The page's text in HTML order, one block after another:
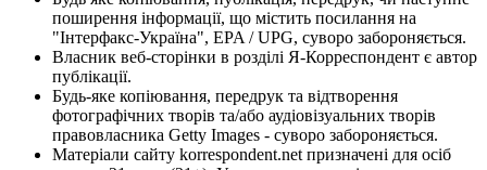
поширення інформації, що містить посилання на
"Інтерфакс-Україна", EPA / UPG, суворо забороняється.
Власник веб-сторінки в розділі Я-Корреспондент є автор
публікації.
Будь-яке копіювання, передрук та відтворення
фотографічних творів та/або аудіовізуальних творів
правовласника Getty Images - суворо забороняється.
Матеріали сайту korrespondent.net призначені для осіб